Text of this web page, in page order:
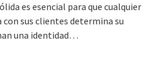
es esencial para que cualquier
con sus clientes determina su
una identidad…